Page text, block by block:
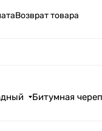
Возврат товара
Битумная